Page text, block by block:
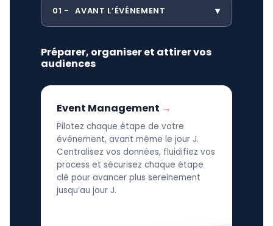
01 AVANT L’ÉVÉNEMENT
Préparer, organiser et attirer vos
audiences
Event Management
Pilotez chaque étape de votre
événement, avant même le jour J.
Centralisez vos données, fluidifiez vos
process et sécurisez chaque étape
clé pour avancer plus sereinement
jusqu’au jour J.